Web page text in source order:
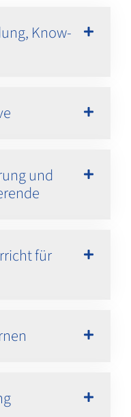
Know-
und
für